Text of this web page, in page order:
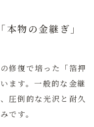
物の金継ぎ」
修復で培った「箔押
ます。一般的な金継
圧倒的な光沢と耐久
です。